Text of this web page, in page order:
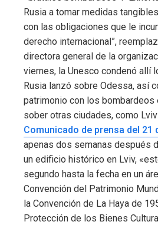
Rusia a tomar medidas
con las obligaciones que le
derecho internacional”,
directora general de la
viernes, la Unesco condenó allí
Rusia lanzó sobre Odessa, así
patrimonio con los
sober otras ciudades, como
Comunicado de prensa del 21
apenas dos semanas después
un edificio histórico en Lviv,
segundo hasta la fecha en un
Convención del Patrimonio
la Convención de La Haya de
Protección de los Bienes